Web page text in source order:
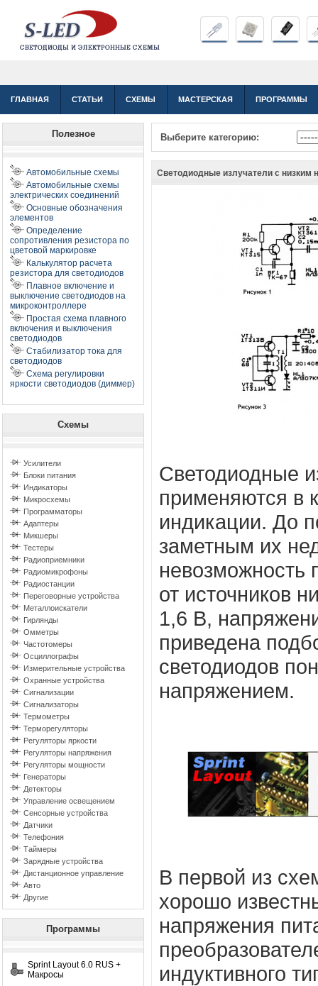
ГЛАВНАЯ СТАТЬИ СХЕМЫ МАСТЕРСКАЯ ПРОГРАММЫ
Полезное
Автомобильные схемы
Автомобильные схемы
электрических соединений
Основные обозначения
элементов
Определение
сопротивления резистора по
цветовой маркировке
Калькулятор расчета
резистора для светодиодов
Плавное включение и
выключение светодиодов на
микроконтроллере
Простая схема плавного
включения и выключения
светодиодов
Стабилизатор тока для
светодиодов
Схема регулировки
яркости светодиодов (диммер)
Схемы
Усилители
Блоки питания
Индикаторы
Микросхемы
Программаторы
Адаптеры
Микшеры
Тестеры
Радиоприемники
Радиомикрофоны
Радиостанции
Переговорные устройства
Металлоискатели
Гирлянды
Омметры
Частотомеры
Осциллографы
Измерительные устройства
Охранные устройства
Сигнализации
Сигнализаторы
Термометры
Терморегуляторы
Регуляторы яркости
Регуляторы напряжения
Регуляторы мощности
Генераторы
Детекторы
Управление освещением
Сенсорные устройства
Датчики
Телефония
Таймеры
Зарядные устройства
Дистанционное управление
Авто
Другие
Программы
Sprint Layout 6.0 RUS +
Макросы
Выберите категорию:
Светодиодные излучатели с низким
Светодиодные
применяются в
индикации. До
заметным их
невозможность
от источников
1,6 В,
приведена
светодиодов
напряжением.
В первой из
хорошо
напряжения
индуктивного